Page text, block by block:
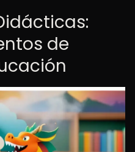
de